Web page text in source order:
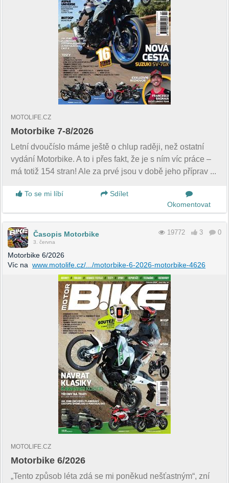
MOTOLIFE.CZ
Motorbike 7-8/2026
Letní dvoučíslo máme ještě o chlup raději, než ostatní
vydání Motorbike. A to i přes fakt, že je s ním víc práce –
má totiž 154 stran! Ale za prvé jsou v době jeho příprav ...
To se mi líbí
Sdílet
Okomentovat
Časopis Motorbike
3. června
19772 3 0
Motorbike 6/2026
Víc na www.motolife.cz/.../motorbike-6-2026-motorbike-4626
MOTOLIFE.CZ
Motorbike 6/2026
„Tento způsob léta zdá se mi poněkud nešťastným“, zní